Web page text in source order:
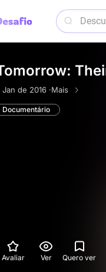
Jan de 2016 ·Mais
Documentário
Avaliar Ver Quero ver